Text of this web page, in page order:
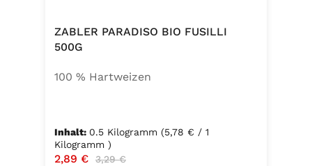
ZABLER PARADISO BIO FUSILLI
500G
100 % Hartweizen
Inhalt: 0.5 Kilogramm (5,78 € / 1
Kilogramm )
Verkaufspreis:
2,89 € Regulärer Preis:
3,29 €